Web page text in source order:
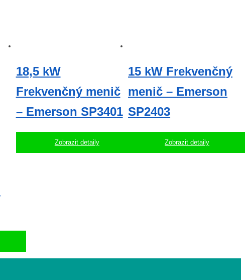
18,5 kW
Frekvenčný menič
– Emerson SP3401
Zobrazit detaily
15 kW Frekvenčný
menič – Emerson
SP2403
Zobrazit detaily